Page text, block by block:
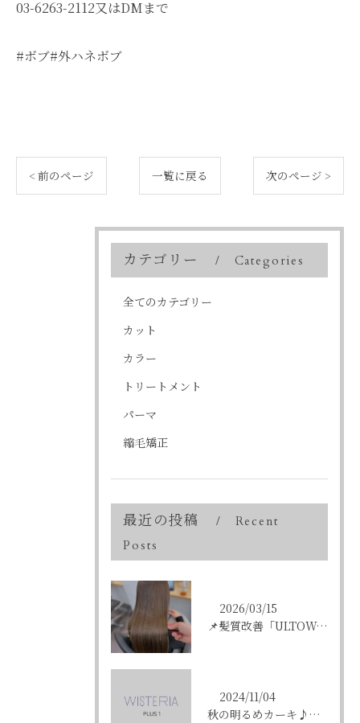
03-6263-2112又はDMまで
#ボブ#外ハネボブ
< 前のページ 一覧に戻る 次のページ >
カテゴリー Categories
全てのカテゴリー
カット
カラー
トリートメント
パーマ
縮毛矯正
最近の投稿
Recent
Posts
2026/03/15
📌髪質改善「ULTOWAトリートメント」はこんな方にオススメ...
2024/11/04
秋の明るめカーキ♪〈ikumi〉